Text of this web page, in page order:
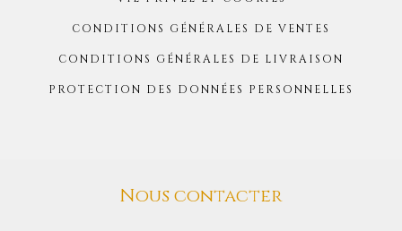
CONDITIONS GÉNÉRALES DE VENTES
CONDITIONS GÉNÉRALES DE LIVRAISON
PROTECTION DES DONNÉES PERSONNELLES
Nous contacter